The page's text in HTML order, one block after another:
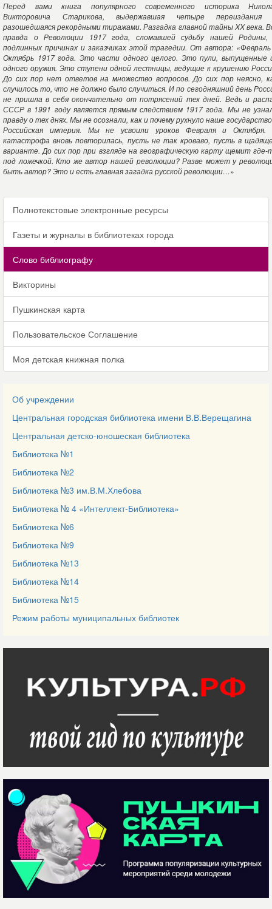
Перед вами книга популярного современного историка
Викторовича Старикова, выдержавшая четыре переиздания
разошедшаяся рекордными тиражами. Разгадка главной тайны XX века.
правда о Революции 1917 года, сломавшей судьбу нашей
подлинных причинах и заказчиках этой трагедии. От автора:
Октябрь 1917 года. Это части одного целого. Это пули, выпущенные
одного оружия. Это ступени одной лестницы, ведущие к крушению
До сих пор нет ответов на множество вопросов. До сих пор неясно,
случилось то, что не должно было случиться. И по сегодняшний день
не пришла в себя окончательно от потрясений тех дней. Ведь и
СССР в 1991 году является прямым следствием 1917 года. Мы не
правду о тех днях. Мы не осознали, как и почему рухнуло наше
Российская империя. Мы не усвоили уроков Февраля и
катастрофа вновь повторилась, пусть не так кроваво, пусть в
варианте. До сих пор при взгляде на географическую карту щемит где-
под ложечкой. Кто же автор нашей революции? Разве может у
быть автор? Это и есть главная загадка русской революции…»
Полнотекстовые электронные ресурсы
Газеты и журналы в библиотеках города
Слово библиографу
Викторины
Пушкинская карта
Пользовательское Соглашение
Моя детская книжная полка
Об учреждении
Центральная городская библиотека имени В.В.Верещагина
Центральная детско-юношеская библиотека
Библиотека №1
Библиотека №2
Библиотека №3 им.В.М.Хлебова
Библиотека № 4 «Интеллект-Библиотека»
Библиотека №6
Библиотека №9
Библиотека №13
Библиотека №14
Библиотека №15
Режим работы муниципальных библиотек